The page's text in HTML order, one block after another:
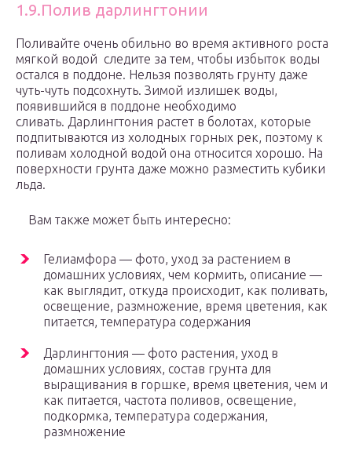
1.9.Полив дарлингтонии
Поливайте очень обильно во время активного роста
мягкой водой следите за тем, чтобы избыток воды
остался в поддоне. Нельзя позволять грунту даже
чуть-чуть подсохнуть. Зимой излишек воды,
появившийся в поддоне необходимо
сливать. Дарлингтония растет в болотах, которые
подпитываются из холодных горных рек, поэтому к
поливам холодной водой она относится хорошо. На
поверхности грунта даже можно разместить кубики
льда.
Вам также может быть интересно:
Гелиамфора — фото, уход за растением в
домашних условиях, чем кормить, описание —
как выглядит, откуда происходит, как поливать,
освещение, размножение, время цветения, как
питается, температура содержания
Дарлингтония — фото растения, уход в
домашних условиях, состав грунта для
выращивания в горшке, время цветения, чем и
как питается, частота поливов, освещение,
подкормка, температура содержания,
размножение